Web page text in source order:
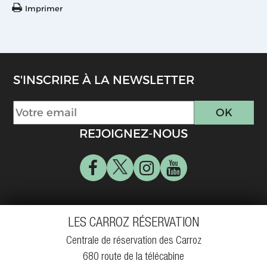
Imprimer
S'INSCRIRE À LA NEWSLETTER
REJOIGNEZ-NOUS
LES CARROZ RÉSERVATION
Centrale de réservation des Carroz
680 route de la télécabine